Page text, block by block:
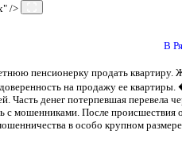
/>
В
пенсионерку продать
на продажу ее
Часть денег потерпевшая перевела
с мошенниками. После
в особо крупном